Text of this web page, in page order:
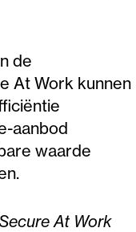
de
At Work kunnen
aanbod
waarde
At Work